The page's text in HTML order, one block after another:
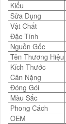
Kiểu
Sửa Dụng
Vật Chất
Đặc Tính
Nguồn Gốc
Tên Thương Hiệu
Kích Thước
Cân Nặng
Đóng Gói
Màu Sắc
Phong Cách
OEM